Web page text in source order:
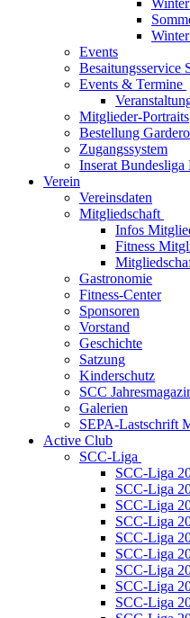
Events
Besaitungsservice
Events & Termine
Mitglieder-Portraits
Bestellung
Zugangssystem
Inserat Bundesliga
Verein
Vereinsdaten
Mitgliedschaft
Infos
Fitness
Gastronomie
Fitness-Center
Sponsoren
Vorstand
Geschichte
Satzung
Kinderschutz
SCC
Galerien
SEPA-Lastschrift
Active Club
SCC-Liga
SCC-Liga
SCC-Liga
SCC-Liga
SCC-Liga
SCC-Liga
SCC-Liga
SCC-Liga
SCC-Liga
SCC-Liga